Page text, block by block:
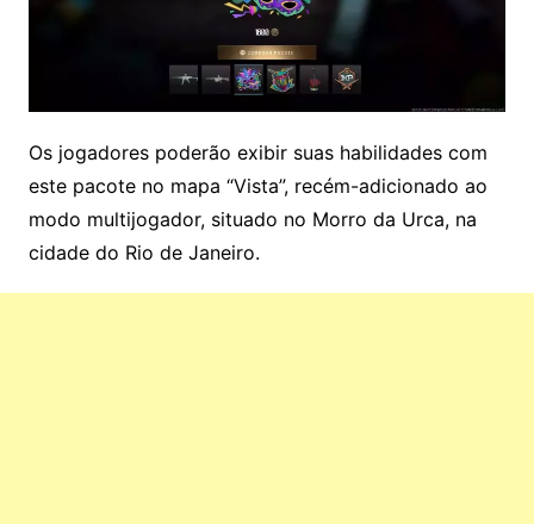
Os jogadores poderão exibir suas habilidades com
este pacote no mapa “Vista”, recém-adicionado ao
modo multijogador, situado no Morro da Urca, na
cidade do Rio de Janeiro.